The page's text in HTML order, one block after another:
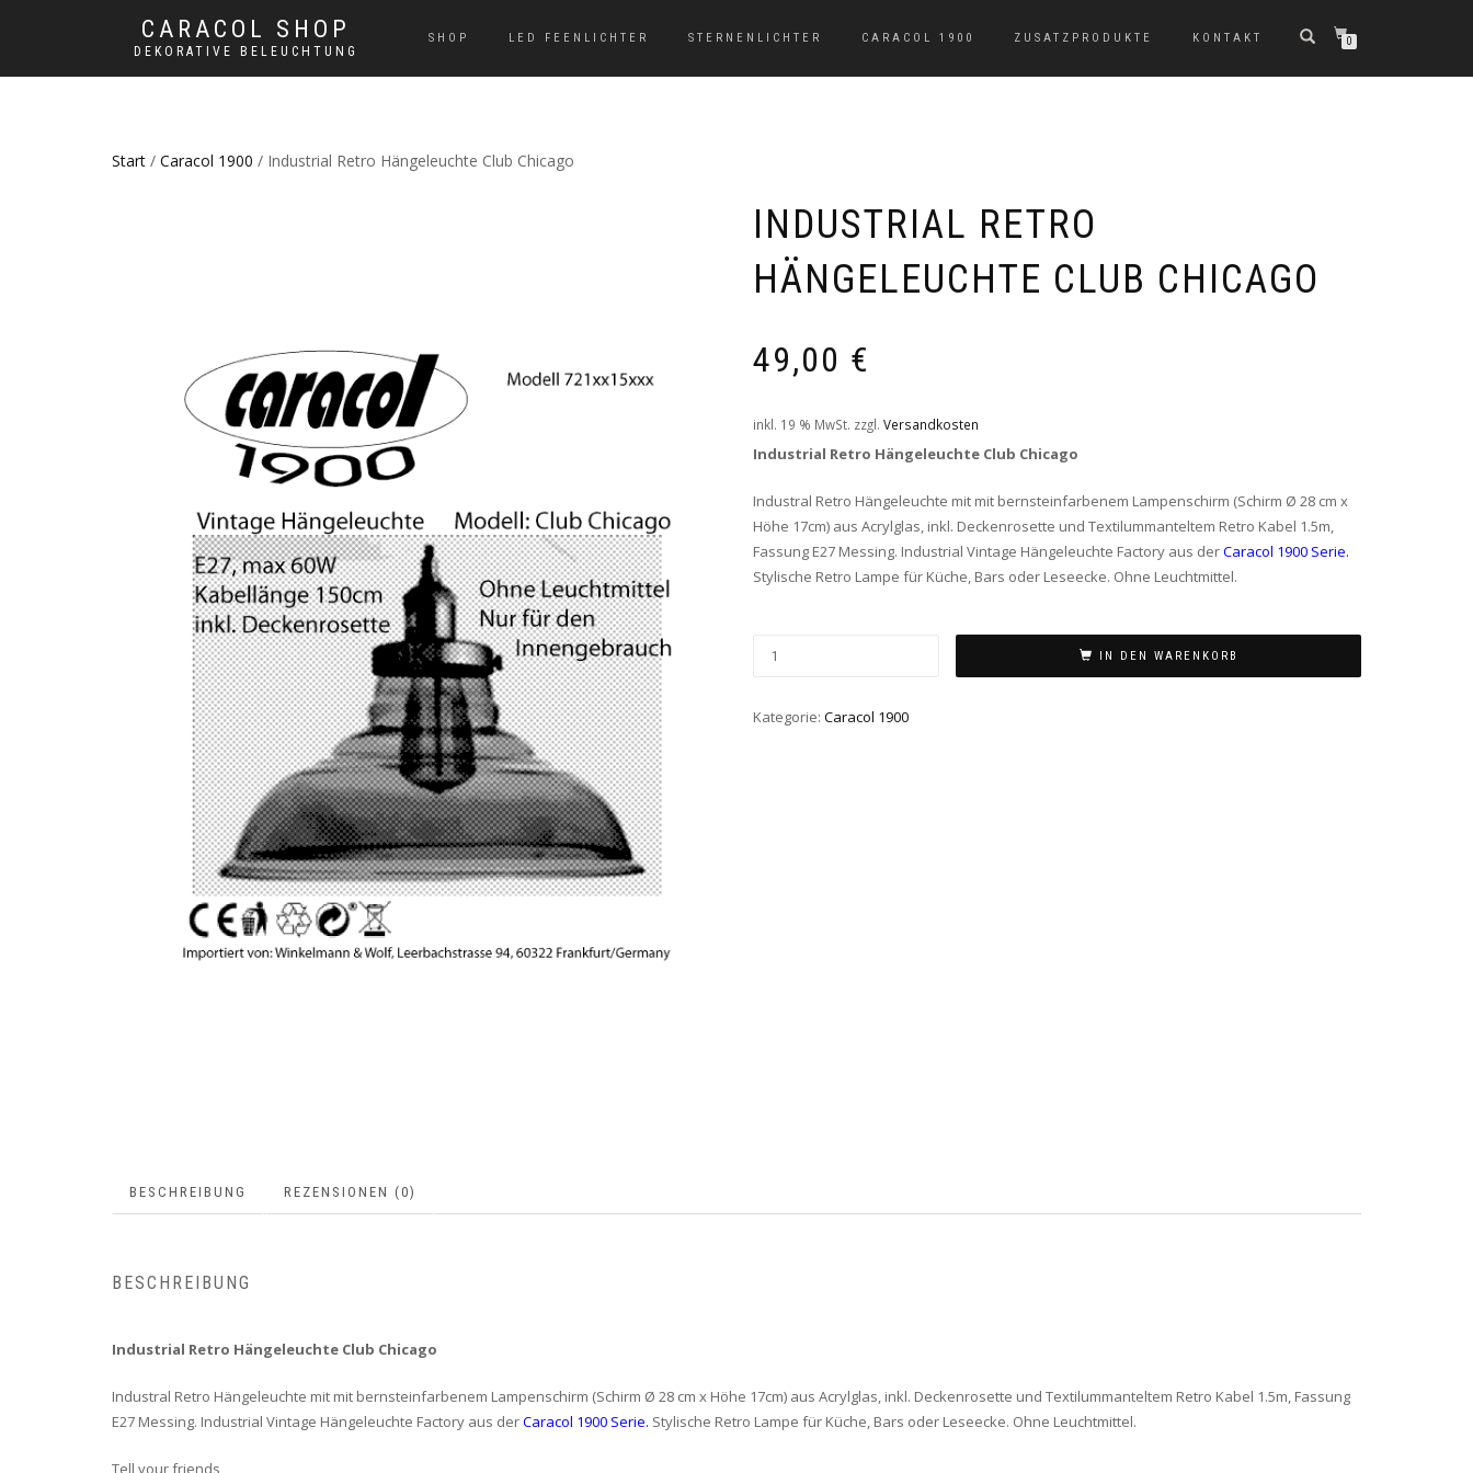
CARACOL SHOP
DEKORATIVE BELEUCHTUNG
SHOP LED FEENLICHTER STERNENLICHTER CARACOL 1900 ZUSATZPRODUKTE KONTAKT 0
Start / Caracol 1900 / Industrial Retro Hängeleuchte Club Chicago
INDUSTRIAL RETRO
HÄNGELEUCHTE CLUB CHICAGO
49,00 €
inkl. 19 % MwSt. zzgl. Versandkosten
Industrial Retro Hängeleuchte Club Chicago
Industral Retro Hängeleuchte mit mit bernsteinfarbenem Lampenschirm (Schirm Ø 28 cm x
Höhe 17cm) aus Acrylglas, inkl. Deckenrosette und Textilummanteltem Retro Kabel 1.5m,
Fassung E27 Messing. Industrial Vintage Hängeleuchte Factory aus derCaracol 1900 Serie.
Stylische Retro Lampe für Küche, Bars oder Leseecke. Ohne Leuchtmittel.
IN DEN WARENKORB
Kategorie: Caracol 1900
BESCHREIBUNG REZENSIONEN (0)
BESCHREIBUNG
Industrial Retro Hängeleuchte Club Chicago
Industral Retro Hängeleuchte mit mit bernsteinfarbenem Lampenschirm (Schirm Ø 28 cm x Höhe 17cm) aus Acrylglas, inkl. Deckenrosette und Textilummanteltem Retro Kabel 1.5m, Fassung
E27 Messing. Industrial Vintage Hängeleuchte Factory aus derCaracol 1900 Serie. Stylische Retro Lampe für Küche, Bars oder Leseecke. Ohne Leuchtmittel.